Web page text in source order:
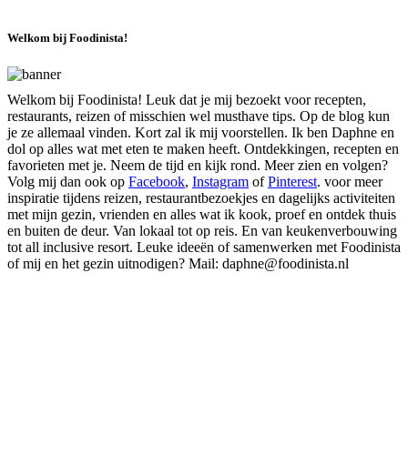
Welkom bij Foodinista!
Welkom bij Foodinista! Leuk dat je mij bezoekt voor recepten,
restaurants, reizen of misschien wel musthave tips. Op de blog kun
je ze allemaal vinden. Kort zal ik mij voorstellen. Ik ben Daphne en
dol op alles wat met eten te maken heeft. Ontdekkingen, recepten en
favorieten met je. Neem de tijd en kijk rond. Meer zien en volgen?
Volg mij dan ook op Facebook, Instagram ofPinterest. voor meer
inspiratie tijdens reizen, restaurantbezoekjes en dagelijks activiteiten
met mijn gezin, vrienden en alles wat ik kook, proef en ontdek thuis
en buiten de deur. Van lokaal tot op reis. En van keukenverbouwing
tot all inclusive resort. Leuke ideeën of samenwerken met Foodinista
of mij en het gezin uitnodigen? Mail: daphne@foodinista.nl